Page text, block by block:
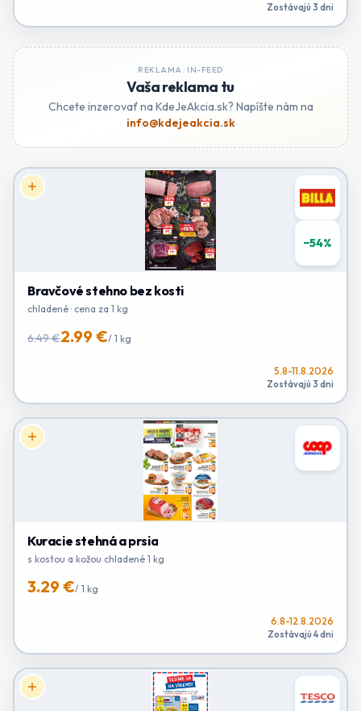
Zostávajú 3 dni
REKLAMA · IN-FEED
Vaša reklama tu
Chcete inzerovať na KdeJeAkcia.sk? Napíšte nám na
info@kdejeakcia.sk
−54%
Bravčové stehno bez kosti
chladené · cena za 1 kg
6.49 €2.99 €/ 1 kg
5.8-11.8.2026
Zostávajú 3 dni
Kuracie stehná a prsia
s kostou a kožou chladené 1 kg
3.29 €/ 1 kg
6.8-12.8.2026
Zostávajú 4 dni